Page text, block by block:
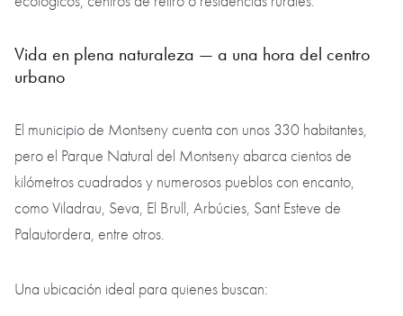
Vida en plena naturaleza — a una hora del centro
urbano
El municipio de Montseny cuenta con unos 330 habitantes,
pero el Parque Natural del Montseny abarca cientos de
kilómetros cuadrados y numerosos pueblos con encanto,
como Viladrau, Seva, El Brull, Arbúcies, Sant Esteve de
Palautordera, entre otros.
Una ubicación ideal para quienes buscan: